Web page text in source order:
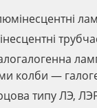
колби —
типу ЛЭ,